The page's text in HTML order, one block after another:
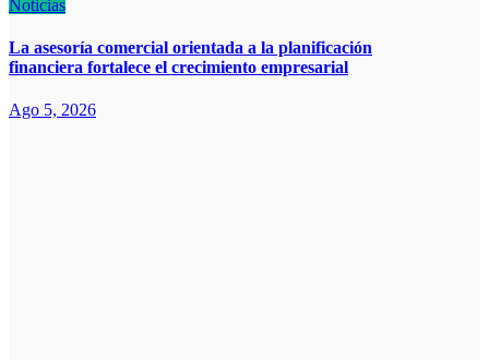
Noticias
La asesoría comercial orientada a la planificación
financiera fortalece el crecimiento empresarial
Ago 5, 2026